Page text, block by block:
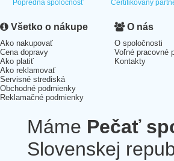
Popredná spoločnosť Certifikovaný
Všetko o nákupe
Ako nakupovať
Cena dopravy
Ako platiť
Ako reklamovať
Servisné strediská
Obchodné podmienky
Reklamačné podmienky
O nás
O spoločnosti
Voľné pracovné
Kontakty
Máme Pečať
Slovenskej